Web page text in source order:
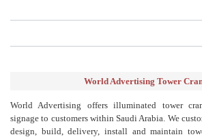
World Advertising Tower
World Advertising offers illuminated tower
signage to customers within Saudi Arabia. We
design, build, delivery, install and maintain